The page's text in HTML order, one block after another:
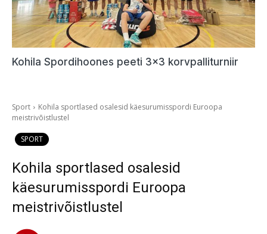
Kohila Spordihoones peeti 3×3 korvpalliturniir